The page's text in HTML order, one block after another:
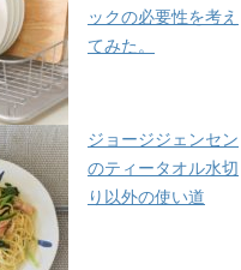
ックの必要性を考え
てみた。
ジョージジェンセン
のティータオル水切
り以外の使い道